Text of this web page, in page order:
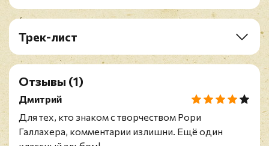
Трек-лист
A1. Kid Gloves
A2. The King Of Zydeco (To: Clifton Chenier)
A3. Middle Name
A4. Alexis
B1. Ghost Blues
B2. Heaven's Gate
Отзывы (1)
Дмитрий
Для тех, кто знаком с творчеством Рори
Галлахера, комментарии излишни. Ещё один